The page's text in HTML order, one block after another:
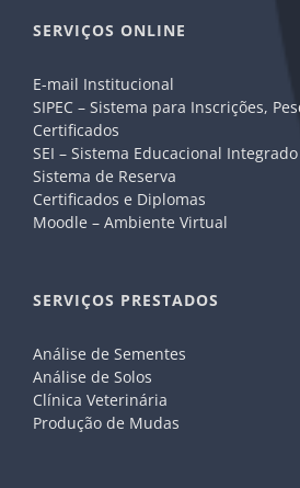
SERVIÇOS ONLINE
E-mail Institucional
SIPEC – Sistema para Inscrições,
Certificados
SEI – Sistema Educacional Integrado
Sistema de Reserva
Certificados e Diplomas
Moodle – Ambiente Virtual
SERVIÇOS PRESTADOS
Análise de Sementes
Análise de Solos
Clínica Veterinária
Produção de Mudas